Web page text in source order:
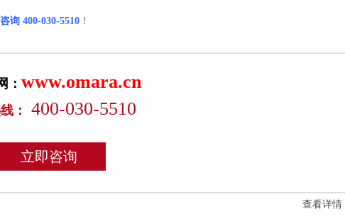
询 400-030-5510 ！
： www.omara.cn
： 400-030-5510
立即咨询
查看详情